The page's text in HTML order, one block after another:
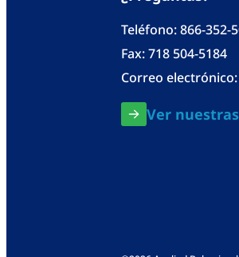
Teléfono:866-352-
Fax: 718 504-5184
Correo electrónico:
Ver